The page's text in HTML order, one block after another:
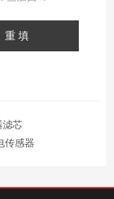
滤芯
传感器